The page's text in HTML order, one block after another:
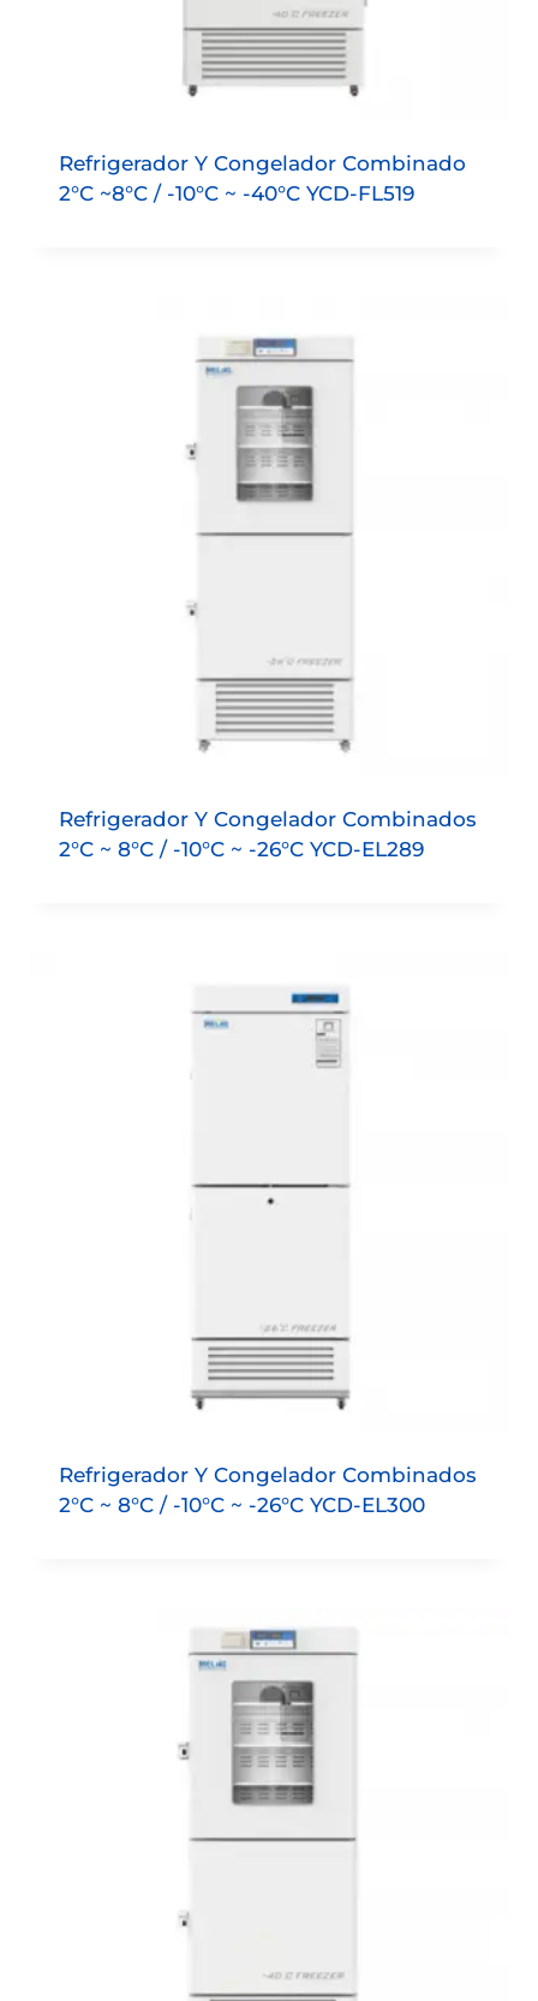
Refrigerador Y Congelador Combinado
2°C ~8°C / -10°C ~ -40°C YCD-FL519
Refrigerador Y Congelador Combinados
2°C ~ 8°C / -10°C ~ -26°C YCD-EL289
Refrigerador Y Congelador Combinados
2°C ~ 8°C / -10°C ~ -26°C YCD-EL300